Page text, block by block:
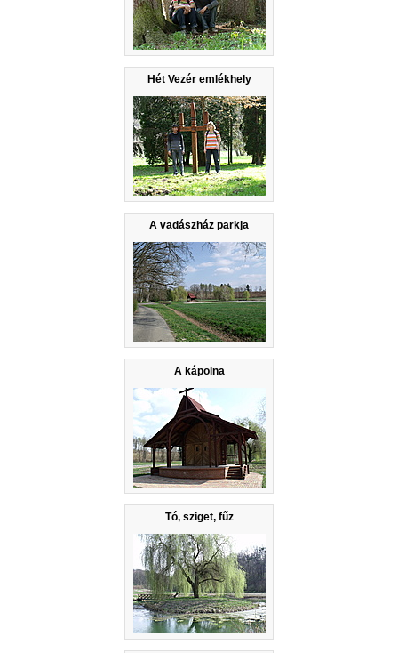
Hét Vezér emlékhely
A vadászház parkja
A kápolna
Tó, sziget, fűz